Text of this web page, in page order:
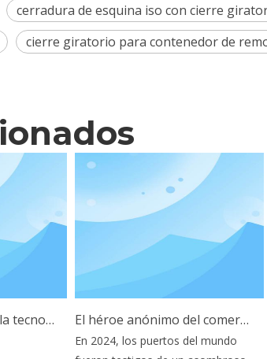
cerradura de esquina iso con cierre
cierre giratorio para contenedor de
La guía completa de la tecnología Twist Lock: aplicaciones y beneficios El héroe anónimo del comercio mundial: por qué los pasadores para apilar contenedores son vitales para la resiliencia de la cadena de suministro
En 2024, los puertos del mundo